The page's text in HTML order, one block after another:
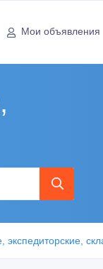
Мои объявления
экспедиторские,